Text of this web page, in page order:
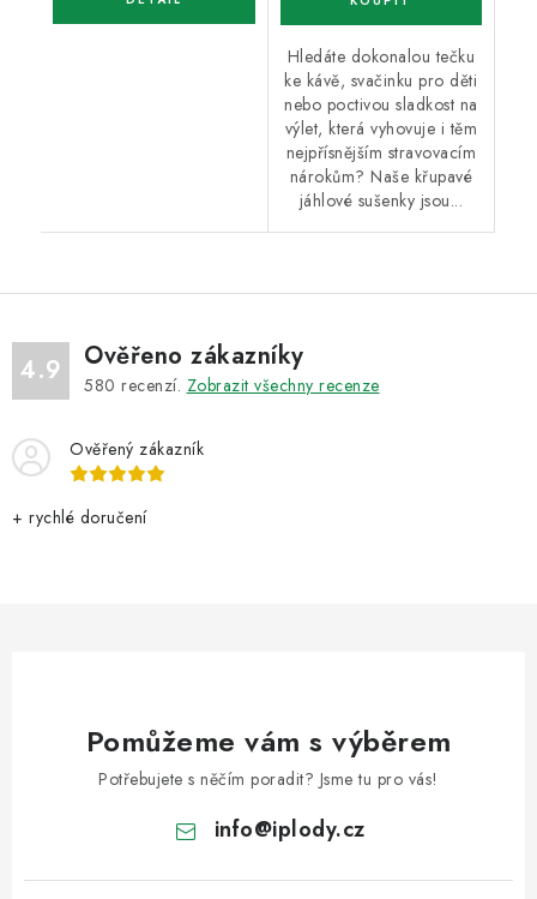
Hledáte dokonalou tečku
ke kávě, svačinku pro děti
nebo poctivou sladkost na
výlet, která vyhovuje i těm
nejpřísnějším stravovacím
nárokům? Naše křupavé
jáhlové sušenky jsou...
4.9 Ověřeno zákazníky
580 recenzí. Zobrazit všechny recenze
Ověřený zákazník
+ rychlé doručení
Pomůžeme vám s výběrem
Potřebujete s něčím poradit? Jsme tu pro vás!
info@iplody.cz